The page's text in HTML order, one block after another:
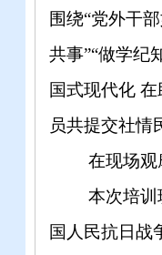
围绕“党外干
共事”“做学纪
国式现代化 在
员共提交社情
在现场观
本次培训
国人民抗日战